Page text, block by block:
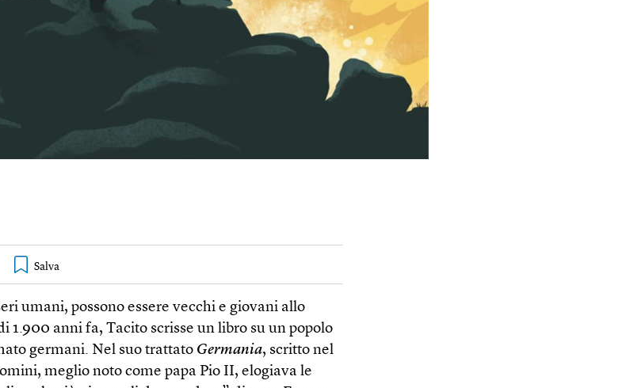
umani, possono essere vecchi e giovani allo
1.900 anni fa, Tacito scrisse un libro su un popolo
germani. Nel suo trattato Germania, scritto nel
meglio noto come papa Pio II, elogiava le